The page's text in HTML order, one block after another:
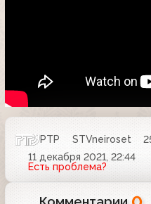
РТР STVneiroset
11 декабря 2021, 22:44
Есть проблема?